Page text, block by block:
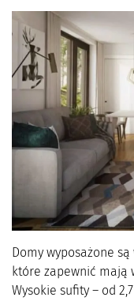
Domy wyposażone
które zapewnić mają
Wysokie sufity – od